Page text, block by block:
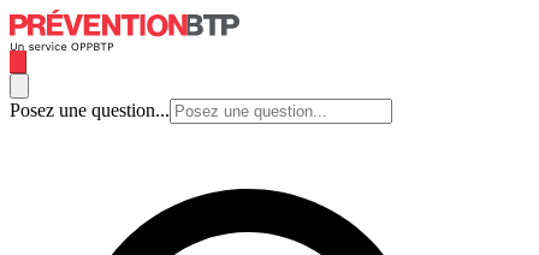
Posez une question...